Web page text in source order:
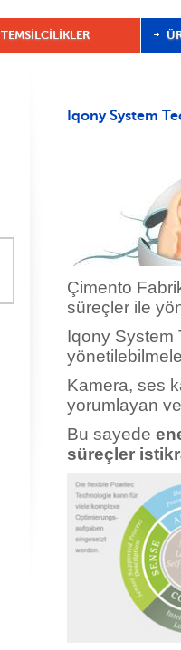
TEMSİLCİLİKLER
Iqony System
Çimento
süreçler ile
Iqony System
Kamera, ses
yorumlayan
Bu sayede
süreçler